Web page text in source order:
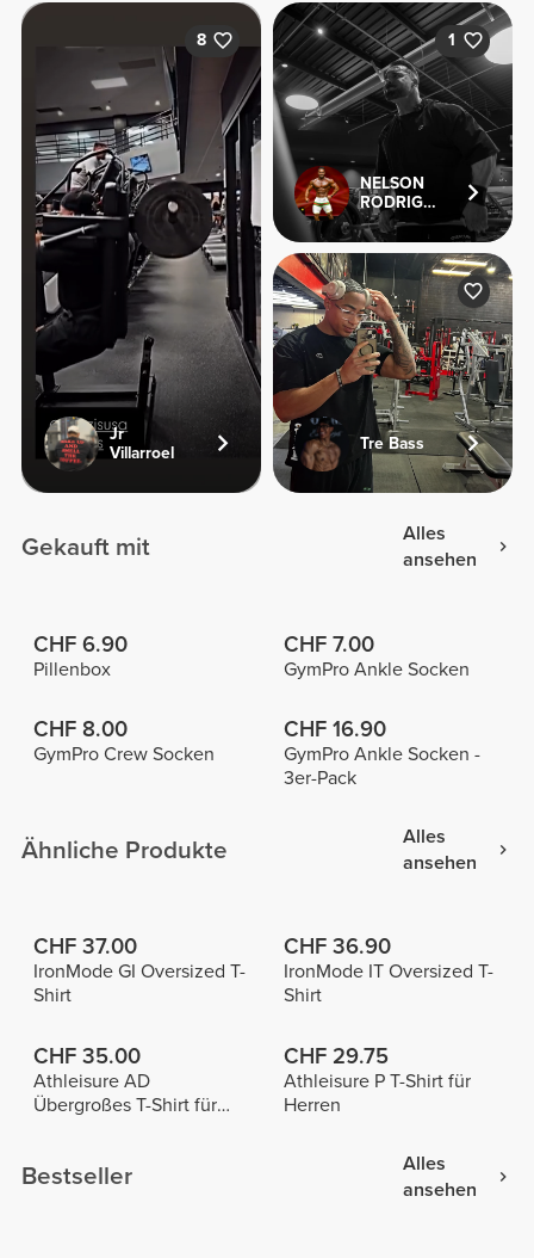
8
Jr
Villarroel
1
NELSON
RODRIGUES
Tre Bass
Gekauft mit
Alles
ansehen
CHF 6.90
Pillenbox
CHF 7.00
GymPro Ankle Socken
CHF 8.00
GymPro Crew Socken
CHF 16.90
GymPro Ankle Socken -
3er-Pack
Ähnliche Produkte
Alles
ansehen
CHF 37.00
IronMode GI Oversized T-
Shirt
CHF 36.90
IronMode IT Oversized T-
Shirt
CHF 35.00
Athleisure AD
Übergroßes T-Shirt für
CHF 29.75
Athleisure P T-Shirt für
Herren
Bestseller
Alles
ansehen